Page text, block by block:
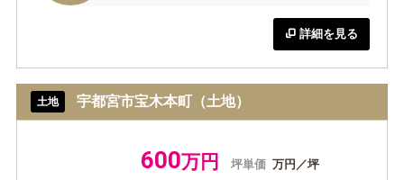
詳細を見る
土地 宇都宮市宝木本町（土地）
600万円 坪単価 万円／坪